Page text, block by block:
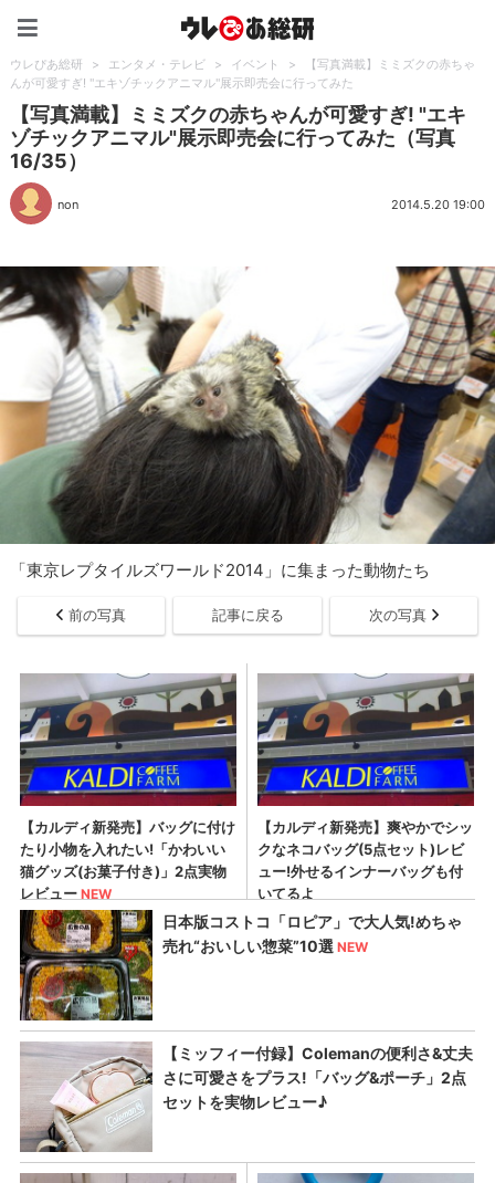
ウレぴあ総研 > エンタメ・テレビ > イベント >
【写真満載】ミミズクの赤ちゃ
んが可愛すぎ! "エキゾチックアニマル"展示即売会に行ってみた
【写真満載】ミミズクの赤ちゃんが可愛すぎ! "エキ
ゾチックアニマル"展示即売会に行ってみた（写真
16/35）
non 2014.5.20 19:00
「東京レプタイルズワールド2014」に集まった動物たち
前の写真 記事に戻る 次の写真